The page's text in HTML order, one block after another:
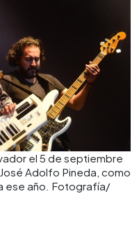
el 5 de septiembre
Adolfo Pineda, como
ese año. Fotografía/